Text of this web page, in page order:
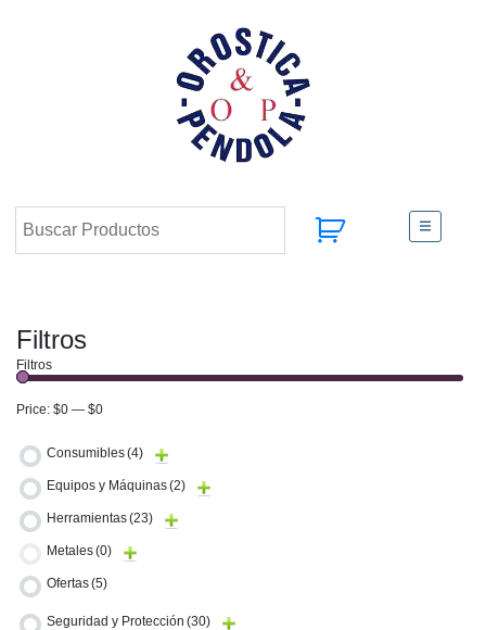
Filtros
Filtros
Price: $0 — $0
Consumibles(4)
Equipos y Máquinas(2)
Herramientas(23)
Metales(0)
Ofertas(5)
Seguridad y Protección (30)